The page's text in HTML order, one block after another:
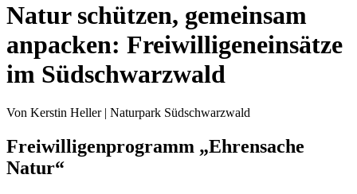
Natur schützen, gemeinsam
anpacken: Freiwilligeneinsätze
im Südschwarzwald
Von Kerstin Heller | Naturpark Südschwarzwald
Freiwilligenprogramm „Ehrensache
Natur“